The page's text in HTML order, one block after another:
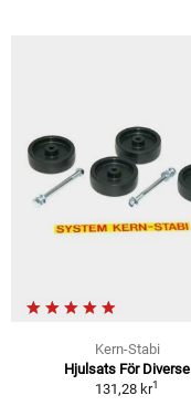
Kern-Stabi
Hjulsats För Diverse
131,28 kr1